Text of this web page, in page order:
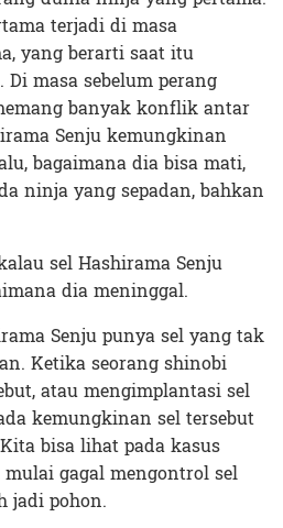
terjadi di masa
yang berarti saat itu
masa sebelum perang
banyak konflik antar
Senju kemungkinan
bagaimana dia bisa mati,
ninja yang sepadan, bahkan
sel Hashirama Senju
dia meninggal.
Senju punya sel yang tak
Ketika seorang shinobi
atau mengimplantasi sel
kemungkinan sel tersebut
bisa lihat pada kasus
gagal mengontrol sel
jadi pohon.